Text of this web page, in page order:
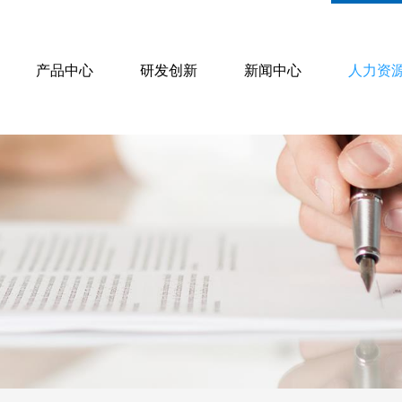
产品中心 研发创新 新闻中心 人力资